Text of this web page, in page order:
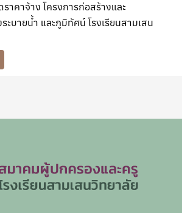
ราคาจ้าง โครงการก่อสร้างและ
ะบายน้ำ และภูมิทัศน์ โรงเรียนสามเสน